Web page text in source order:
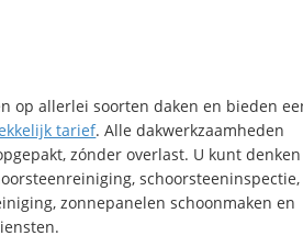
op allerlei soorten daken en bieden
tarief. Alle dakwerkzaamheden
zónder overlast. U kunt
schoorsteeninspectie,
zonnepanelen schoonmaken en